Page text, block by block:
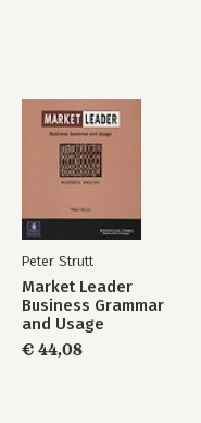
Peter Strutt
Market Leader
Business Grammar
and Usage
€ 44,08